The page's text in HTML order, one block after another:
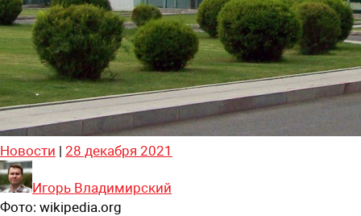
Новости | 28 декабря 2021
Игорь Владимирский
Фото: wikipedia.org